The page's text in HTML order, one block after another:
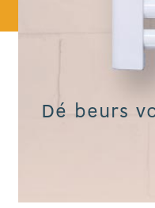
Dé beurs